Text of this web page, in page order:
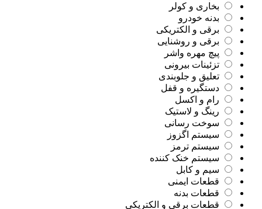
بخاری و کولر
بدنه خودرو
برقی و الکتریکی
برقی و روشنایی
پیچ مهره واشر
تزئینات بیرونی
تعلیق و جلوبندی
دستگیره و قفل
رام و اکسل
رینگ و لاستیک
سوخت رسانی
سیستم اگزوز
سیستم ترمز
سیستم خنک کننده
سیم و کابل
قطعات ایمنی
قطعات بدنه
قطعات برقی و الکتریکی